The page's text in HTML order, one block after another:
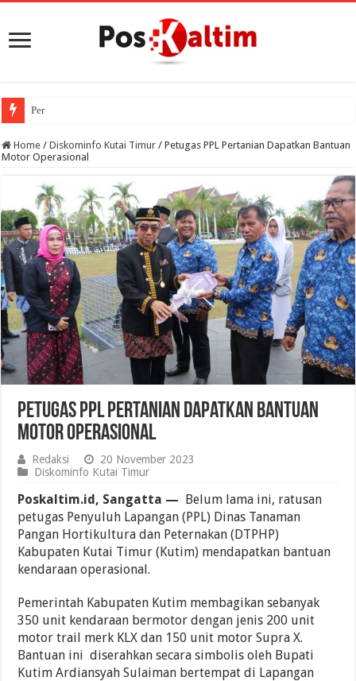
Perkuat Literasi Ekonom
Home / Diskominfo Kutai Timur / Petugas PPL Pertanian Dapatkan Bantuan
Motor Operasional
Petugas PPL Pertanian Dapatkan Bantuan
Motor Operasional
Redaksi
20 November 2023
Diskominfo Kutai Timur
Poskaltim.id, Sangatta — Belum lama ini, ratusan
petugas Penyuluh Lapangan (PPL) Dinas Tanaman
Pangan Hortikultura dan Peternakan (DTPHP)
Kabupaten Kutai Timur (Kutim) mendapatkan bantuan
kendaraan operasional.
Pemerintah Kabupaten Kutim membagikan sebanyak
350 unit kendaraan bermotor dengan jenis 200 unit
motor trail merk KLX dan 150 unit motor Supra X.
Bantuan ini diserahkan secara simbolis oleh Bupati
Kutim Ardiansyah Sulaiman bertempat di Lapangan